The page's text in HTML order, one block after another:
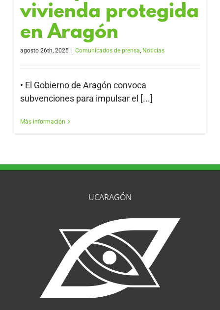
vivienda protegida
en Aragón
agosto 26th, 2025 Comunicados de prensa, Noticias
• El Gobierno de Aragón convoca
subvenciones para impulsar el [...]
Más información
UCARAGÓN